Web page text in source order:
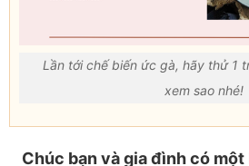
Lần tới chế biến ức gà, hãy thử 1
xem sao nhé!
Chúc bạn và gia đình có